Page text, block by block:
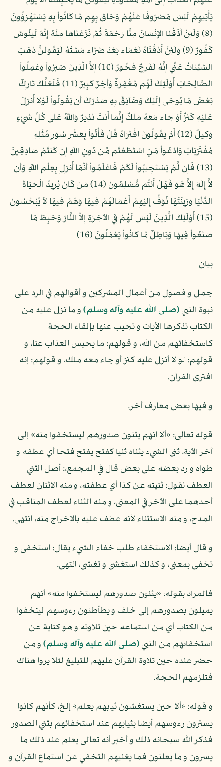
يَأْتِيهِمْ لَيْسَ مَصْرُوفًا عَنْهُمْ وَحَاقَ بِهِم مَّا كَانُواْ بِهِ يَسْتَهْزِؤُونَ
(8) وَلَئِنْ أَذَقْنَا الإِنْسَانَ مِنَّا رَحْمَةً ثُمَّ نَزَعْنَاهَا مِنْهُ إِنَّهُ لَيَئُوسٌ
كَفُورٌ (9) وَلَئِنْ أَذَقْنَاهُ نَعْمَاء بَعْدَ ضَرَّاء مَسَّتْهُ لَيَقُولَنَّ ذَهَبَ
السَّيِّئَاتُ عَنِّي إِنَّهُ لَفَرِحٌ فَخُورٌ (10) إِلاَّ الَّذِينَ صَبَرُواْ وَعَمِلُواْ
الصَّالِحَاتِ أُوْلَئِكَ لَهُم مَّغْفِرَةٌ وَأَجْرٌ كَبِيرٌ (11) فَلَعَلَّكَ تَارِكٌ
بَعْضَ مَا يُوحَى إِلَيْكَ وَضَآئِقٌ بِهِ صَدْرُكَ أَن يَقُولُواْ لَوْلاَ أُنزِلَ
عَلَيْهِ كَنزٌ أَوْ جَاء مَعَهُ مَلَكٌ إِنَّمَا أَنتَ نَذِيرٌ وَاللّهُ عَلَى كُلِّ شَيْءٍ
وَكِيلٌ (12) أَمْ يَقُولُونَ افْتَرَاهُ قُلْ فَأْتُواْ بِعَشْرِ سُوَرٍ مِّثْلِهِ
مُفْتَرَيَاتٍ وَادْعُواْ مَنِ اسْتَطَعْتُم مِّن دُونِ اللّهِ إِن كُنتُمْ صَادِقِينَ
(13) فَإِن لَّمْ يَسْتَجِيبُواْ لَكُمْ فَاعْلَمُواْ أَنَّمَا أُنزِلِ بِعِلْمِ اللّهِ وَأَن
لاَّ إِلَهَ إِلاَّ هُوَ فَهَلْ أَنتُم مُّسْلِمُونَ (14) مَن كَانَ يُرِيدُ الْحَيَاةَ
الدُّنْيَا وَزِينَتَهَا نُوَفِّ إِلَيْهِمْ أَعْمَالَهُمْ فِيهَا وَهُمْ فِيهَا لاَ يُبْخَسُونَ
(15) أُوْلَئِكَ الَّذِينَ لَيْسَ لَهُمْ فِي الآخِرَةِ إِلاَّ النَّارُ وَحَبِطَ مَا
صَنَعُواْ فِيهَا وَبَاطِلٌ مَّا كَانُواْ يَعْمَلُونَ (16)
بيان
جمل و فصول من أعمال المشركين و أقوالهم في الرد على
نبوة النبي(صلى الله عليه وآله وسلم)و ما نزل عليه من
الكتاب تذكرها الآيات و تجيب عنها بإلقاء الحجة
كاستخفائهم من الله، و قولهم: ما يحبس العذاب عنا، و
قولهم: لو لا أنزل عليه كنز أو جاء معه ملك، و قولهم: إنه
افترى القرآن.
و فيها بعض معارف أخر.
قوله تعالى: «ألا إنهم يثنون صدورهم ليستخفوا منه» إلى
آخر الآية، ثنى الشيء يثناه ثنيا كفتح يفتح فتحا أي عطفه و
طواه و رد بعضه على بعض قال في المجمع،: أصل الثني
العطف تقول: ثنيته عن كذا أي عطفته، و منه الاثنان لعطف
أحدهما على الآخر في المعنى، و منه الثناء لعطف المناقب في
المدح، و منه الاستثناء لأنه عطف عليه بالإخراج منه، انتهى.
و قال أيضا: الاستخفاء طلب خفاء الشيء يقال: استخفى و
تخفى بمعنى، و كذلك استغشى و تغشى، انتهى.
فالمراد بقوله: «يثنون صدورهم ليستخفوا منه» أنهم
يميلون بصدورهم إلى خلف و يطأطئون رءوسهم ليتخفوا
من الكتاب أي من استماعه حين تلاوته و هو كناية عن
استخفائهم من النبي(صلى الله عليه وآله وسلم)و من
حضر عنده حين تلاوة القرآن عليهم للتبليغ لئلا يروا هناك
فتلزمهم الحجة.
و قوله: «ألا حين يستغشون ثيابهم يعلم» إلخ، كأنهم كانوا
يسترون رءوسهم أيضا بثيابهم عند استخفائهم بثني الصدور
فذكر الله سبحانه ذلك و أخبر أنه تعالى يعلم عند ذلك ما
يسرون و ما يعلنون فما يغنيهم التخفي عن استماع القرآن و